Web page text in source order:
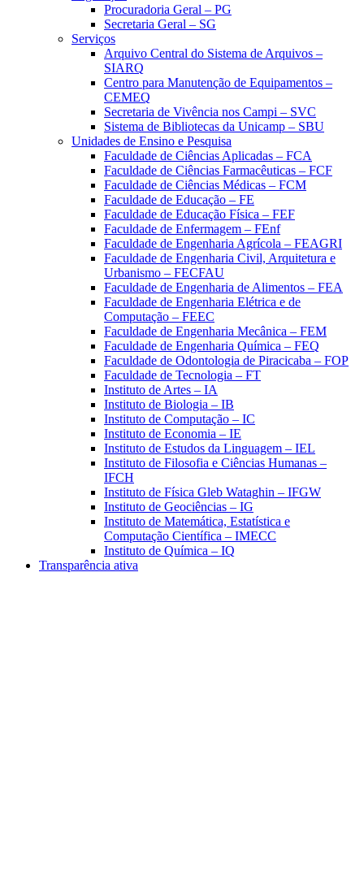
Procuradoria Geral – PG
Secretaria Geral – SG
Serviços
Arquivo Central do Sistema de Arquivos –
SIARQ
Centro para Manutenção de Equipamentos –
CEMEQ
Secretaria de Vivência nos Campi – SVC
Sistema de Bibliotecas da Unicamp – SBU
Unidades de Ensino e Pesquisa
Faculdade de Ciências Aplicadas – FCA
Faculdade de Ciências Farmacêuticas – FCF
Faculdade de Ciências Médicas – FCM
Faculdade de Educação – FE
Faculdade de Educação Física – FEF
Faculdade de Enfermagem – FEnf
Faculdade de Engenharia Agrícola – FEAGRI
Faculdade de Engenharia Civil, Arquitetura e
Urbanismo – FECFAU
Faculdade de Engenharia de Alimentos – FEA
Faculdade de Engenharia Elétrica e de
Computação – FEEC
Faculdade de Engenharia Mecânica – FEM
Faculdade de Engenharia Química – FEQ
Faculdade de Odontologia de Piracicaba – FOP
Faculdade de Tecnologia – FT
Instituto de Artes – IA
Instituto de Biologia – IB
Instituto de Computação – IC
Instituto de Economia – IE
Instituto de Estudos da Linguagem – IEL
Instituto de Filosofia e Ciências Humanas –
IFCH
Instituto de Física Gleb Wataghin – IFGW
Instituto de Geociências – IG
Instituto de Matemática, Estatística e
Computação Científica – IMECC
Instituto de Química – IQ
Transparência ativa